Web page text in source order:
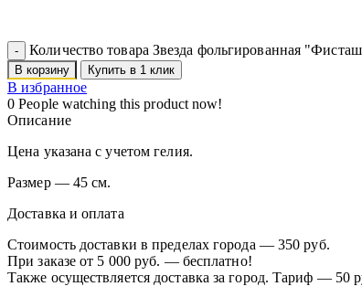
Количество товара Звезда фольгированная
В корзину Купить в 1 клик
В избранное
0 People watching this product now!
Описание
Цена указана с учетом гелия.
Размер — 45 см.
Доставка и оплата
Стоимость доставки в пределах города — 350 руб.
При заказе от 5 000 руб. — бесплатно!
Также осуществляется доставка за город. Тариф — 50